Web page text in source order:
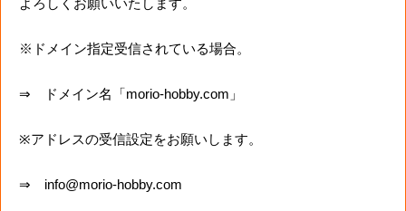
よろしくお願いいたします。
※ドメイン指定受信されている場合。
⇒ ドメイン名「morio-hobby.com」
※アドレスの受信設定をお願いします。
⇒ info@morio-hobby.com